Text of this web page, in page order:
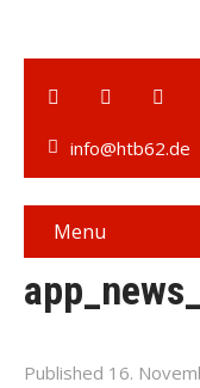
info@htb62.de
Menu
Published 16.